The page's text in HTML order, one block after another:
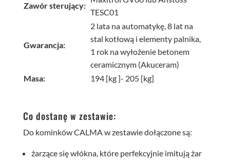
Zawór sterujący:
TESC01
Gwarancja:
2 lata na automatykę, 8 lat na
stal kotłową i elementy palnika,
1 rok na wyłożenie betonem
ceramicznym (Akuceram)
Masa:
194 [kg ]- 205 [kg]
Co dostanę w zestawie:
Do kominków CALMA w zestawie dołączone są:
żarzące się włókna, które perfekcyjnie imitują żar